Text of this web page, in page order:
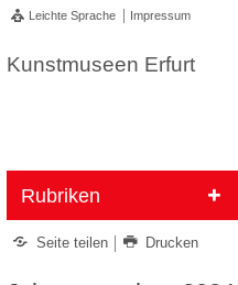
Leichte Sprache Impressum
Kunstmuseen Erfurt
Rubriken
Seite teilen Drucken